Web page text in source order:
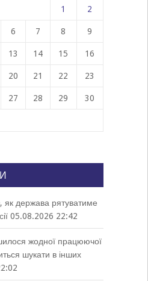
1 2
6 7 8 9
13 14 15 16
20 21 22 23
27 28 29 30
як держава рятуватиме
05.08.2026 22:42
жодної працюючої
шукати в інших